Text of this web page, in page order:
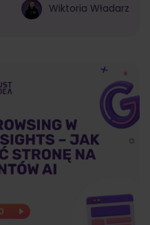
Wiktoria Władarz